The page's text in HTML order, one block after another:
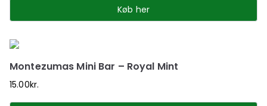
Køb her
Montezumas Mini Bar – Royal Mint
15.00kr.